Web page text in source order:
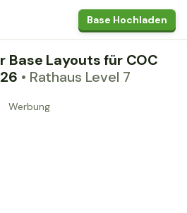
Base Hochladen
Base Layouts für COC
• Rathaus Level 7
Werbung